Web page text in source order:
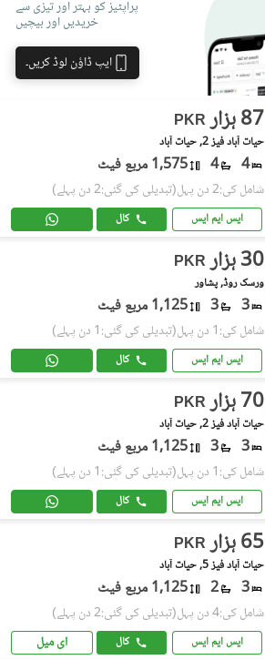
پراپٹیز کو بہتر اور تیزی سے
خریدیں اور بیچیں
ایپ ڈاؤن لوڈ کریں۔
PKR 87 ہزار
حیات آباد فیز 2, حیات آباد
4
4 1,575 مربع فیٹ
شامل کی:2 دن پہل (تبدیلی کی گئی:2 دن پہلے)
ایس ایم ایس کال
PKR 30 ہزار
ورسک روڈ, پشاور
3
3 1,125 مربع فیٹ
شامل کی:1 دن پہل (تبدیلی کی گئی:1 دن پہلے)
ایس ایم ایس کال
PKR 70 ہزار
حیات آباد فیز 2, حیات آباد
3
3 1,125 مربع فیٹ
شامل کی:1 دن پہل (تبدیلی کی گئی:1 دن پہلے)
ایس ایم ایس کال
PKR 65 ہزار
حیات آباد فیز 5, حیات آباد
3
2 1,125 مربع فیٹ
شامل کی:4 دن پہل (تبدیلی کی گئی:2 دن پہلے)
ایس ایم ایس کال ای میل